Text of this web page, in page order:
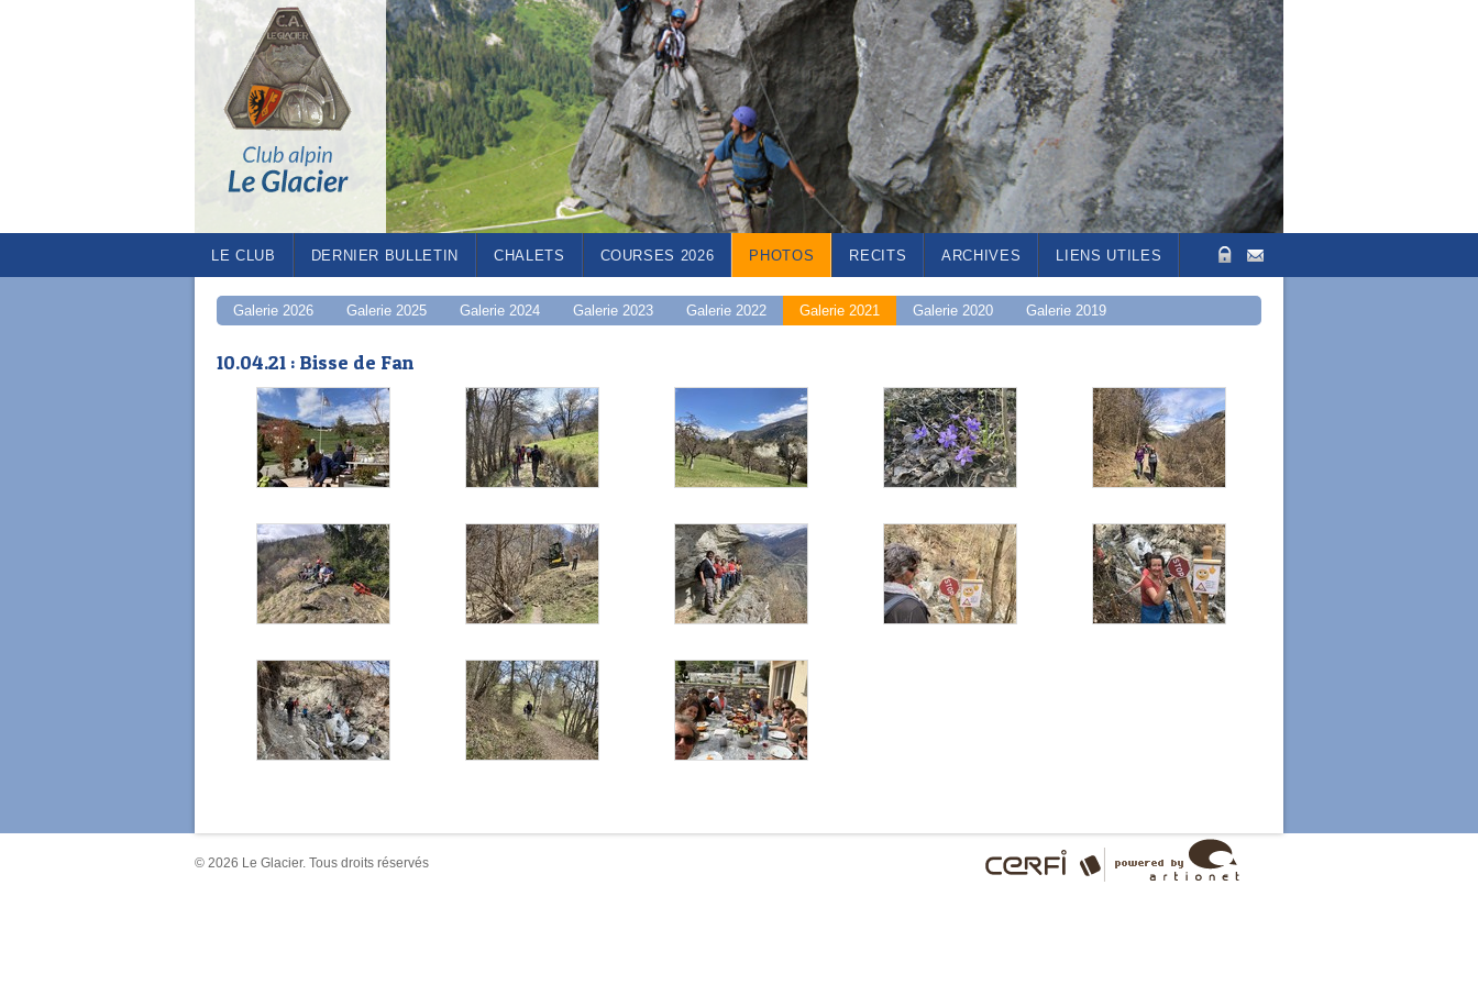
LE CLUB DERNIER BULLETIN CHALETS COURSES 2026 PHOTOS RECITS ARCHIVES LIENS UTILES
Galerie 2026 Galerie 2025 Galerie 2024 Galerie 2023 Galerie 2022 Galerie 2021 Galerie 2020 Galerie 2019
10.04.21 : Bisse de Fan
© 2026 Le Glacier. Tous droits réservés